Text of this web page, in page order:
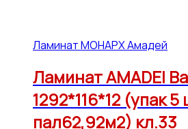
Ламинат МОНАРХ Амадей
Ламинат AMADEI
1292*116*12 (упак
пал62,92м2) кл.33